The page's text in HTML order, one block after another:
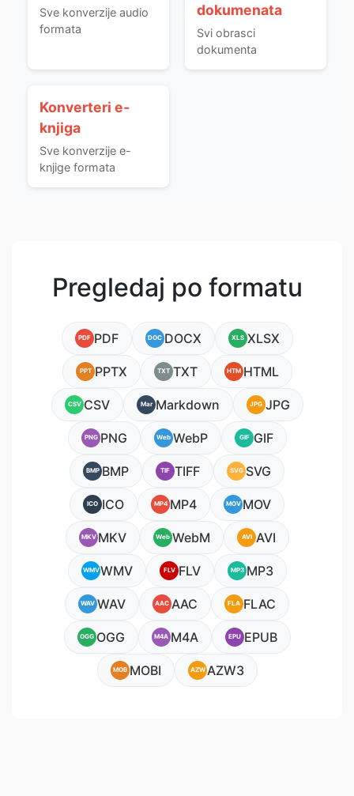
Sve konverzije audio
formata
dokumenata
Svi obrasci
dokumenta
Konverteri e-
knjiga
Sve konverzije e-
knjige formata
Pregledaj po formatu
PDF PDF DOC DOCX XLS XLSX
PPT PPTX TXT TXT HTM HTML
CSV CSV Mar Markdown JPG JPG
PNG PNG Web WebP GIF GIF
BMP BMP TIF TIFF SVG SVG
ICO ICO MP4 MP4 MOV MOV
MKV MKV Web WebM AVI AVI
WMVWMV FLV FLV MP3 MP3
WAV WAV AAC AAC FLA FLAC
OGG OGG M4A M4A EPU EPUB
MOB MOBI AZWAZW3